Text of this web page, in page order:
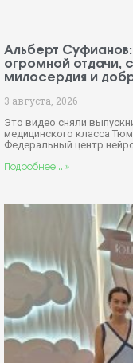
Альберт
огромной отдачи,
милосердия и
3 августа, 2026
Это видео сняли
медицинского класса
Федеральный центр
Подробнее... »